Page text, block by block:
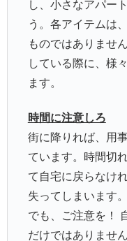
し、小さなアパー
う。各アイテムは
ものではありませ
している際に、様
ます。
時間に注意しろ
街に降りれば、用
ています。時間切
て自宅に戻らなけ
失ってしまいます。
でも、ご注意を！
だけではありません